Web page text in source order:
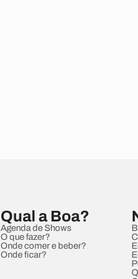
Qual a Boa?
Agenda de Shows
O que fazer?
Onde comer e beber?
Onde ficar?